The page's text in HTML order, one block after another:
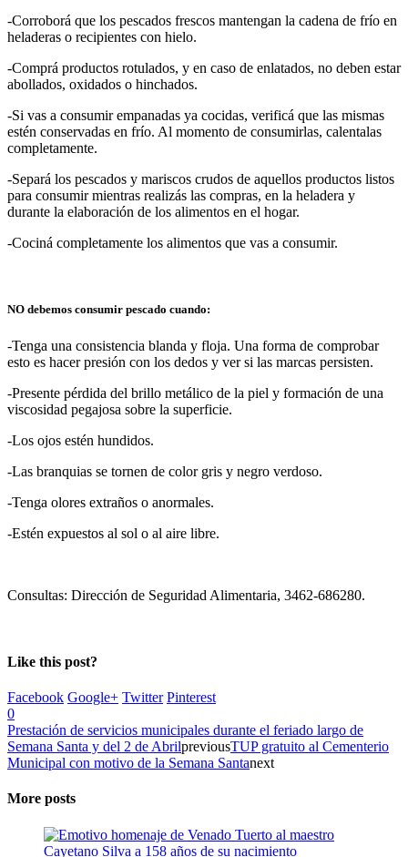
-Corroborá que los pescados frescos mantengan la cadena de frío en
heladeras o recipientes con hielo.
-Comprá productos rotulados, y en caso de enlatados, no deben estar
abollados, oxidados o hinchados.
-Si vas a consumir empanadas ya cocidas, verificá que las mismas
estén conservadas en frío. Al momento de consumirlas, calentalas
completamente.
-Separá los pescados y mariscos crudos de aquellos productos listos
para consumir mientras realizás las compras, en la heladera y
durante la elaboración de los alimentos en el hogar.
-Cociná completamente los alimentos que vas a consumir.
NO debemos consumir pescado cuando:
-Tenga una consistencia blanda y floja. Una forma de comprobar
esto es hacer presión con los dedos y ver si las marcas persisten.
-Presente pérdida del brillo metálico de la piel y formación de una
viscosidad pegajosa sobre la superficie.
-Los ojos estén hundidos.
-Las branquias se tornen de color gris y negro verdoso.
-Tenga olores extraños o anormales.
-Estén expuestos al sol o al aire libre.
Consultas: Dirección de Seguridad Alimentaria, 3462-686280.
Like this post?
Facebook Google+ Twitter Pinterest
0
Prestación de servicios municipales durante el feriado largo de
Semana Santa y del 2 de AbrilpreviousTUP gratuito al Cementerio
Municipal con motivo de la Semana Santanext
More posts